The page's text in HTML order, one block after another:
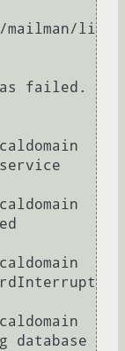
li
failed.
setroubleshoot[4639]: KeyboardInterrupt
database